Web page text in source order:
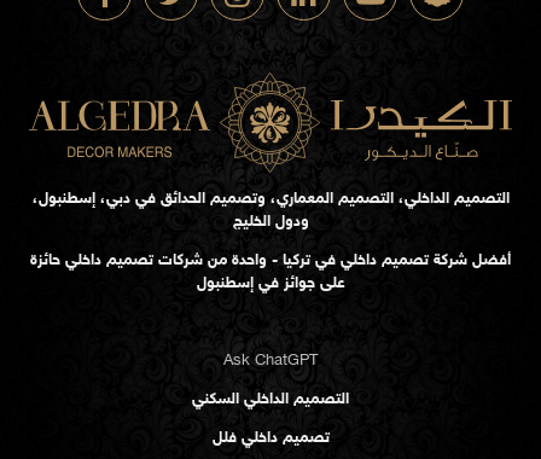
التصميم الداخلي، التصميم المعماري، وتصميم الحدائق في دبي، إسطنبول،
ودول الخليج
أفضل شركة تصميم داخلي في تركيا - واحدة من شركات تصميم داخلي حائزة
على جوائز في إسطنبول
Ask ChatGPT
التصميم الداخلي السكني
تصميم داخلي فلل